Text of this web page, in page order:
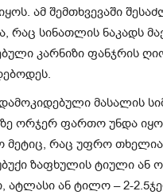
ამ შემთხვევაში
რაც სინათლის ნაკადს
კარნიზი ფანჯრის
მასალის
ორჯერ ფართო უნდა იყოს
რაც უფრო თხელია
ზაფხულის ტიული ან
ატლასი ან ტილო – 2-